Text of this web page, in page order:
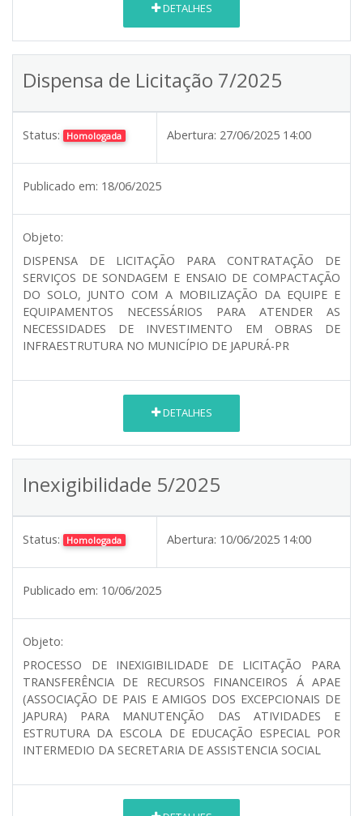
DETALHES
Dispensa de Licitação 7/2025
Status: Homologada Abertura: 27/06/2025 14:00
Publicado em: 18/06/2025
Objeto:
DISPENSA DE LICITAÇÃO PARA CONTRATAÇÃO DE
SERVIÇOS DE SONDAGEM E ENSAIO DE COMPACTAÇÃO
DO SOLO, JUNTO COM A MOBILIZAÇÃO DA EQUIPE E
EQUIPAMENTOS NECESSÁRIOS PARA ATENDER AS
NECESSIDADES DE INVESTIMENTO EM OBRAS DE
INFRAESTRUTURA NO MUNICÍPIO DE JAPURÁ-PR
DETALHES
Inexigibilidade 5/2025
Status: Homologada Abertura: 10/06/2025 14:00
Publicado em: 10/06/2025
Objeto:
PROCESSO DE INEXIGIBILIDADE DE LICITAÇÃO PARA
TRANSFERÊNCIA DE RECURSOS FINANCEIROS Á APAE
(ASSOCIAÇÃO DE PAIS E AMIGOS DOS EXCEPCIONAIS DE
JAPURA) PARA MANUTENÇÃO DAS ATIVIDADES E
ESTRUTURA DA ESCOLA DE EDUCAÇÃO ESPECIAL POR
INTERMEDIO DA SECRETARIA DE ASSISTENCIA SOCIAL